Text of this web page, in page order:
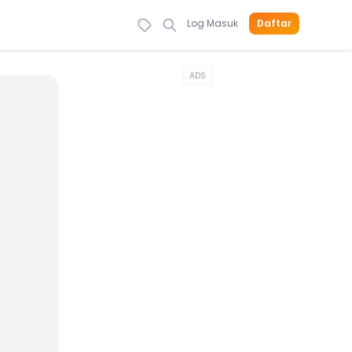
Log Masuk Daftar
ADS